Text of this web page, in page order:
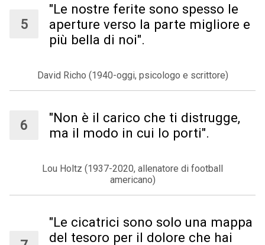
"Le nostre ferite sono spesso le
aperture verso la parte migliore e
più bella di noi".
David Richo (1940-oggi, psicologo e scrittore)
"Non è il carico che ti distrugge,
ma il modo in cui lo porti".
Lou Holtz (1937-2020, allenatore di football
americano)
"Le cicatrici sono solo una mappa
del tesoro per il dolore che hai